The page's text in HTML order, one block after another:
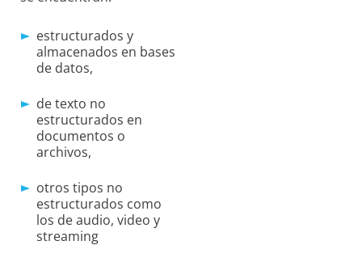
estructurados y
almacenados en bases
de datos,
de texto no
estructurados en
documentos o
archivos,
otros tipos no
estructurados como
los de audio, video y
streaming